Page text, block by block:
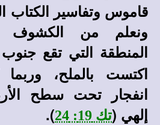
قاموس وتفاسير الكتاب
ونعلم من الكشوف
المنطقة التي تقع جنوب
اكتست بالملح،
انفجار تحت سطح
إلهي (تك 19: 24
).